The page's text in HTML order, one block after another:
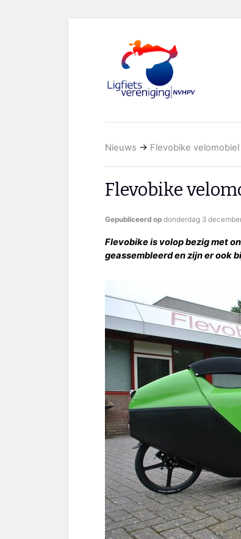
Nieuws → Flevobike
Flevobike
Gepubliceerd op donderdag 3
Flevobike is volop bezig met
geassembleerd en zijn er ook